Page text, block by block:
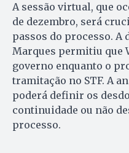
A sessão virtual, que
de dezembro, será
passos do processo. A
Marques permitiu que
governo enquanto o
tramitação no STF. A
poderá definir os
continuidade ou não
processo.